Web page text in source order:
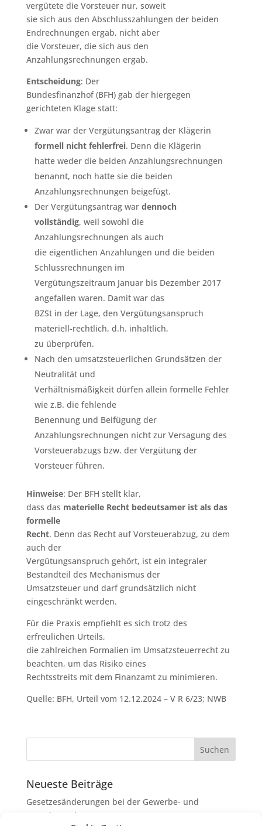
vergütete die Vorsteuer nur, soweit
sie sich aus den Abschlusszahlungen der beiden
Endrechnungen ergab, nicht aber
die Vorsteuer, die sich aus den
Anzahlungsrechnungen ergab.
Entscheidung: Der
Bundesfinanzhof (BFH) gab der hiergegen
gerichteten Klage statt:
Zwar war der Vergütungsantrag der Klägerin
formell nicht fehlerfrei. Denn die Klägerin
hatte weder die beiden Anzahlungsrechnungen
benannt, noch hatte sie die beiden
Anzahlungsrechnungen beigefügt.
Der Vergütungsantrag war dennoch
vollständig, weil sowohl die
Anzahlungsrechnungen als auch
die eigentlichen Anzahlungen und die beiden
Schlussrechnungen im
Vergütungszeitraum Januar bis Dezember 2017
angefallen waren. Damit war das
BZSt in der Lage, den Vergütungsanspruch
materiell-rechtlich, d.h. inhaltlich,
zu überprüfen.
Nach den umsatzsteuerlichen Grundsätzen der
Neutralität und
Verhältnismäßigkeit dürfen allein formelle Fehler
wie z.B. die fehlende
Benennung und Beifügung der
Anzahlungsrechnungen nicht zur Versagung des
Vorsteuerabzugs bzw. der Vergütung der
Vorsteuer führen.
Hinweise: Der BFH stellt klar,
dass das materielle Recht bedeutsamer ist als das
formelle
Recht. Denn das Recht auf Vorsteuerabzug, zu dem
auch der
Vergütungsanspruch gehört, ist ein integraler
Bestandteil des Mechanismus der
Umsatzsteuer und darf grundsätzlich nicht
eingeschränkt werden.
Für die Praxis empfiehlt es sich trotz des
erfreulichen Urteils,
die zahlreichen Formalien im Umsatzsteuerrecht zu
beachten, um das Risiko eines
Rechtsstreits mit dem Finanzamt zu minimieren.
Quelle: BFH, Urteil vom 12.12.2024 – V R 6/23; NWB
Neueste Beiträge
Gesetzesänderungen bei der Gewerbe- und
Grunderwerbsteuer